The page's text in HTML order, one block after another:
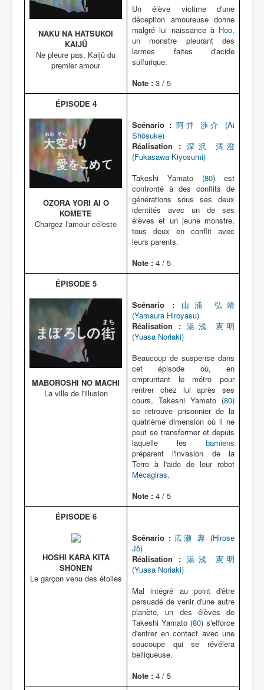
NAKU NA HATSUKOI
KAIJÛ
Ne pleure pas, Kaijû du
premier amour
Un élève victime d'une
déception amoureuse donne
malgré lui naissance à Hoo,
un monstre pleurant des
larmes faites d'acide
sulfurique.
Note : 3 / 5
ÉPISODE 4
ÔZORA YORI AI O
KOMETE
Chargez l'amour céleste
Scénario : 阿井 渉介 (Ai
Shôsuke)
Réalisation : 深沢 清澄
(Fukasawa Kiyosumi)
Takeshi Yamato (80) est
confronté à des conflits de
générations sous ses deux
identités avec un de ses
élèves et un jeune monstre,
tous deux en conflit avec
leurs parents.
Note : 4 / 5
ÉPISODE 5
MABOROSHI NO MACHI
La ville de l'illusion
Scénario :
山浦 弘靖
(Yamaura Hiroyasu)
Réalisation : 湯浅 憲明
(Yuasa Noriaki)
Beaucoup de suspense dans
cet épisode où, en
empruntant le métro pour
rentrer chez lui après ses
cours, Takeshi Yamato (80)
se retrouve prisonnier de la
quatrième dimension où il ne
peut se transformer et depuis
laquelle les bamiens
préparent l'invasion de la
Terre à l'aide de leur robot
Mecagiras.
Note : 4 / 5
ÉPISODE 6
HOSHI KARA KITA
SHÔNEN
Le garçon venu des étoiles
Scénario : 広瀬 襄 (Hirose
Jô)
Réalisation : 湯浅 憲明
(Yuasa Noriaki)
Mal intégré au point d'être
persuadé de venir d'une autre
planète, un des élèves de
Takeshi Yamato (80) s'efforce
d'entrer en contact avec une
soucoupe qui se révélera
belliqueuse.
Note : 4 / 5